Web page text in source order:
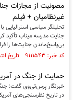
مصونیت از مجازات
غیرنظامیان + فیلم
تحلیلگر سیاسی استرالیایی
جنایت مدرسه میناب تأکید
بی‌پاسخ‌ماندن جنایت‌ها را
کد خبر: ۹۱۱۱۵۴۳ تاریخ انتشار : ۱۴۰۵/۰۵/۰۱
حمایت از جنگ در
خبرنگار پرس‌تی‌وی گفت: جنگ
در تاریخ نظرسنجی‌های